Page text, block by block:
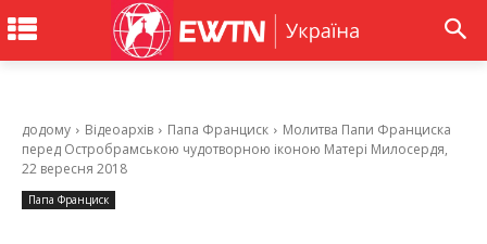
додому Відеоархів Папа Франциск
Молитва Папи Франциска
перед Остробрамською чудотворною іконою Матері Милосердя,
22 вересня 2018
Папа Франциск